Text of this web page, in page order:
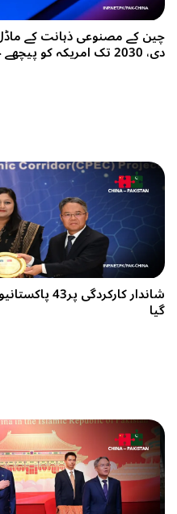
چین کے مصنوعی ذہانت کے
دی، 2030 تک امریکہ کو پیچھے چھوڑ دے گا
گیا